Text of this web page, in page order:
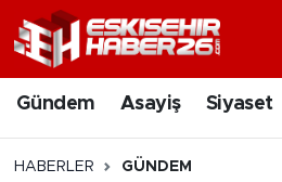
Gündem Asayiş Siyaset
HABERLER GÜNDEM
Gündem
Asayiş
Nöbetçi Eczaneler
Hava Durumu